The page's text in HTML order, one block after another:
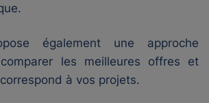
également une approche
les meilleures offres et
à vos projets.